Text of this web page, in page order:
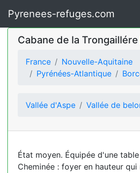
Pyrenees-refuges.com
Cabane de la Trongaillére
France
Nouvelle-Aquitaine
Pyrénées-Atlantique
Vallée d'Aspe Vallée de
État moyen. Équipée d'une
Cheminée : foyer en hauteur